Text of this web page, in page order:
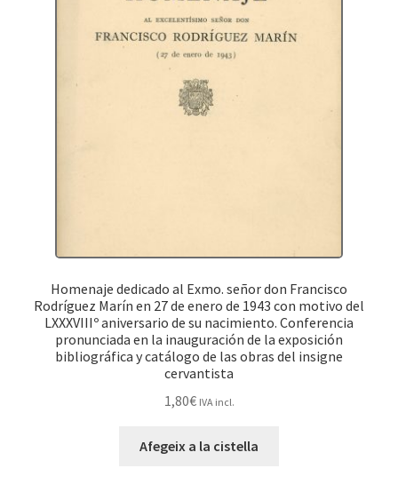
Homenaje dedicado al Exmo. señor don Francisco
Rodríguez Marín en 27 de enero de 1943 con motivo del
LXXXVIIIº aniversario de su nacimiento. Conferencia
pronunciada en la inauguración de la exposición
bibliográfica y catálogo de las obras del insigne
cervantista
1,80€ IVA incl.
Afegeix a la cistella